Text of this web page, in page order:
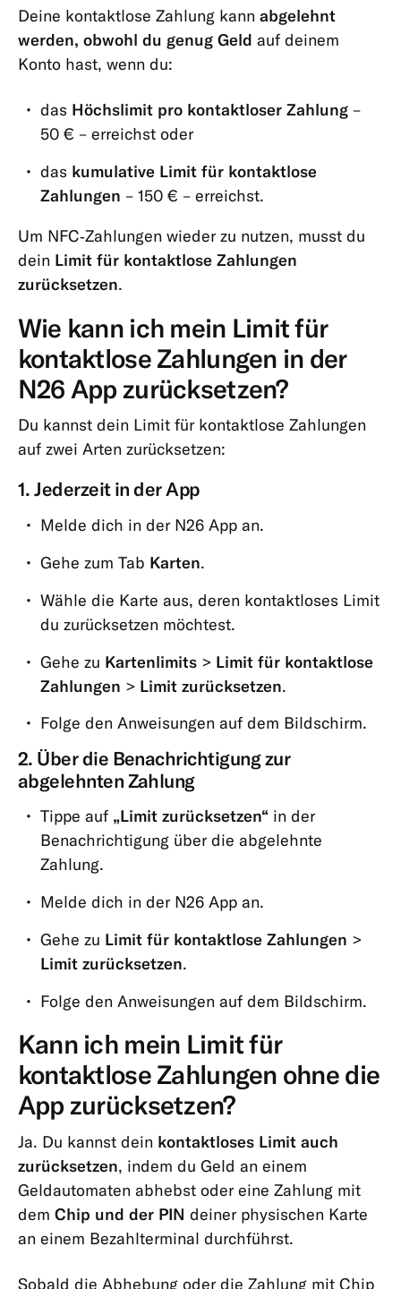
Deine kontaktlose Zahlung kann abgelehnt
werden, obwohl du genug Geld auf deinem
Konto hast, wenn du:
das Höchslimit pro kontaktloser Zahlung–
50 € – erreichst oder
das kumulative Limit für kontaktlose
Zahlungen – 150 € – erreichst.
Um NFC‑Zahlungen wieder zu nutzen, musst du
dein Limit für kontaktlose Zahlungen
zurücksetzen.
Wie kann ich mein Limit für
kontaktlose Zahlungen in der
N26 App zurücksetzen?
Du kannst dein Limit für kontaktlose Zahlungen
auf zwei Arten zurücksetzen:
1. Jederzeit in der App
Melde dich in der N26 App an.
Gehe zum Tab Karten.
Wähle die Karte aus, deren kontaktloses Limit
du zurücksetzen möchtest.
Gehe zu Kartenlimits> Limit für kontaktlose
Zahlungen > Limit zurücksetzen.
Folge den Anweisungen auf dem Bildschirm.
2. Über die Benachrichtigung zur
abgelehnten Zahlung
Tippe auf „Limit zurücksetzen“in der
Benachrichtigung über die abgelehnte
Zahlung.
Melde dich in der N26 App an.
Gehe zu Limit für kontaktlose Zahlungen >
Limit zurücksetzen.
Folge den Anweisungen auf dem Bildschirm.
Kann ich mein Limit für
kontaktlose Zahlungen ohne die
App zurücksetzen?
Ja. Du kannst dein kontaktloses Limit auch
zurücksetzen, indem du Geld an einem
Geldautomaten abhebst oder eine Zahlung mit
dem Chip und der PIN deiner physischen Karte
an einem Bezahlterminal durchführst.
Sobald die Abhebung oder die Zahlung mit Chip